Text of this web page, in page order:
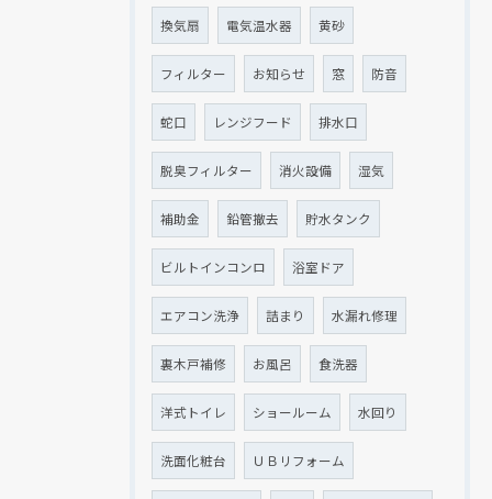
換気扇 電気温水器 黄砂
フィルター お知らせ 窓 防音
蛇口 レンジフード 排水口
脱臭フィルター 消火設備 湿気
補助金 鉛管撤去 貯水タンク
ビルトインコンロ 浴室ドア
エアコン洗浄 詰まり 水漏れ修理
裏木戸補修 お風呂 食洗器
洋式トイレ ショールーム 水回り
洗面化粧台 ＵＢリフォーム
現在、新聞に入っている折込チラシです。
現在、新聞に入っている折込チラシです。